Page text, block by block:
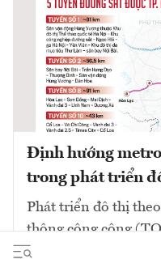
Định hướng
trong phát triển
Phát triển đô thị
thông công cộng
lưới đường sắt đô thị